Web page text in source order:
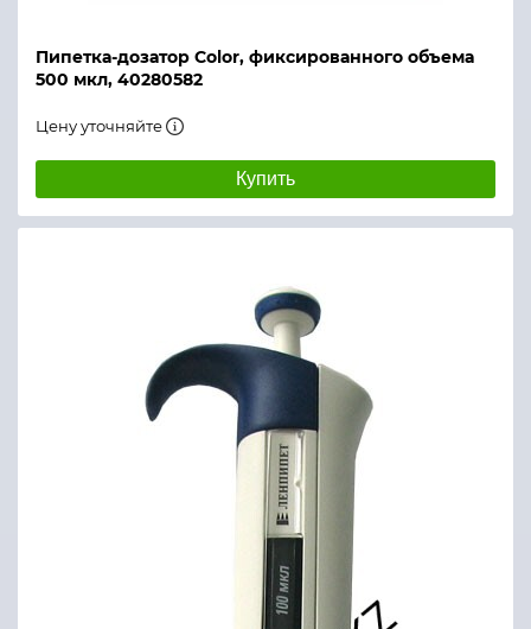
Пипетка-дозатор Color, фиксированного объема
500 мкл, 40280582
Цену уточняйте
Купить